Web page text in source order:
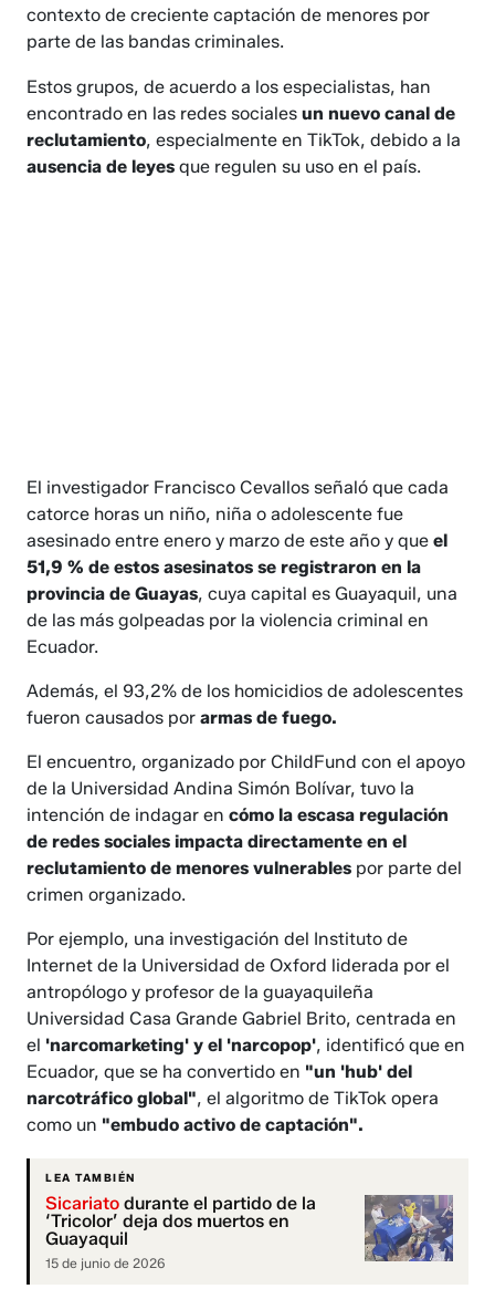
contexto de creciente captación de menores por
parte de las bandas criminales.
Estos grupos, de acuerdo a los especialistas, han
encontrado en las redes sociales un nuevo canal de
reclutamiento, especialmente en TikTok, debido a la
ausencia de leyesque regulen su uso en el país.
El investigador Francisco Cevallos señaló que cada
catorce horas un niño, niña o adolescente fue
asesinado entre enero y marzo de este año y que el
51,9 % de estos asesinatos se registraron en la
provincia de Guayas, cuya capital es Guayaquil, una
de las más golpeadas por la violencia criminal en
Ecuador.
Además, el 93,2% de los homicidios de adolescentes
fueron causados por armas de fuego.
El encuentro, organizado por ChildFund con el apoyo
de la Universidad Andina Simón Bolívar, tuvo la
intención de indagar encómo la escasa regulación
de redes sociales impacta directamente en el
reclutamiento de menores vulnerables por parte del
crimen organizado.
Por ejemplo, una investigación del Instituto de
Internet de la Universidad de Oxford liderada por el
antropólogo y profesor de la guayaquileña
Universidad Casa Grande Gabriel Brito, centrada en
el 'narcomarketing' y el 'narcopop', identificó que en
Ecuador, que se ha convertido en "un 'hub' del
narcotráfico global", el algoritmo de TikTok opera
como un "embudo activo de captación".
LEA TAMBIÉN
Sicariato durante el partido de la
‘Tricolor’ deja dos muertos en
Guayaquil
15 de junio de 2026